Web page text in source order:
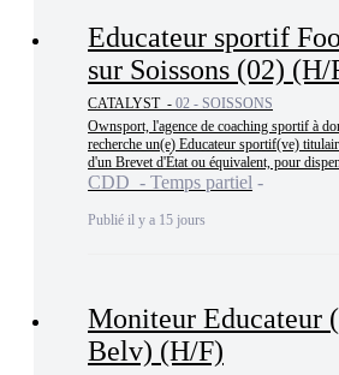
Educateur sportif
sur Soissons (02) (H/
CATALYST - 02 - SOISSONS
Ownsport, l'agence de coaching sportif à
recherche un(e) Educateur sportif(ve)
d'un Brevet d'État ou équivalent, pour
CDD - Temps partiel
Publié il y a 15 jours
Moniteur Educateur
Belv) (H/F)